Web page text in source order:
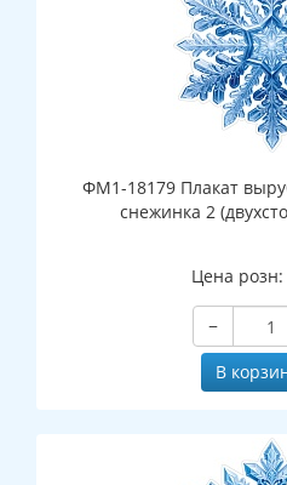
ФМ1-18179 Плакат
снежинка 2
Цена розн:
−
В